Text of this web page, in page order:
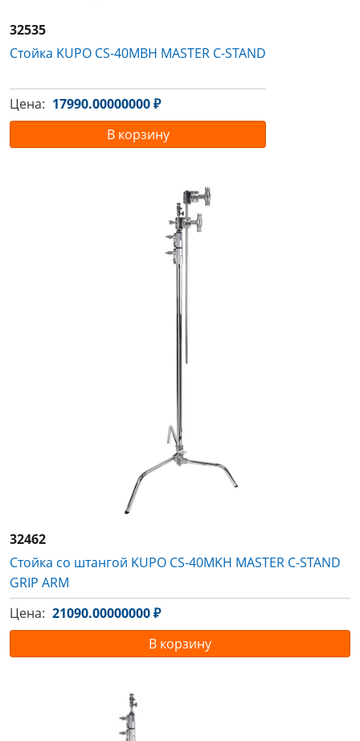
32535
Стойка KUPO CS-40MBH MASTER C-STAND
Цена: 17990.00000000 ₽
В корзину
32462
Стойка со штангой KUPO CS-40MKH MASTER C-STAND
GRIP ARM
Цена: 21090.00000000 ₽
В корзину